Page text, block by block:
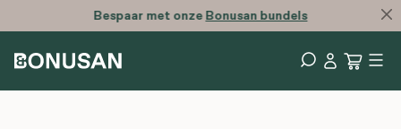
Bespaar met onzeBonusan bundels